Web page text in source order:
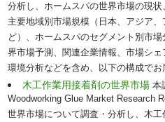
分析し、ホームスパの世界市場の現状
主要地域別市場規模（日本、アジア
ど）、ホームスパのセグメント別市
界市場予測、関連企業情報、市場シ
環境分析などを含め、以下の構成で
木工作業用接着剤の世界市場本
Woodworking Glue Market Research
世界市場について調査・分析し、木工